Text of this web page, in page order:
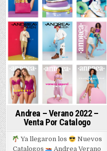
Andrea – Verano 2022 –
Venta Por Catalogo
Ya llegaron los
Nuevos
Catalogos
Andrea Verano